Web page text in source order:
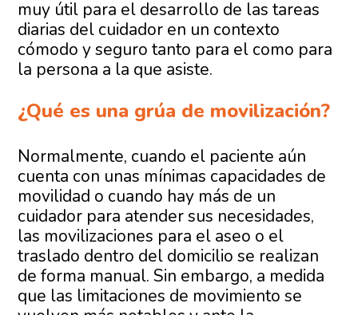
muy útil para el desarrollo de las tareas
diarias del cuidador en un contexto
cómodo y seguro tanto para el como para
la persona a la que asiste.
¿Qué es una grúa de movilización?
Normalmente, cuando el paciente aún
cuenta con unas mínimas capacidades de
movilidad o cuando hay más de un
cuidador para atender sus necesidades,
las movilizaciones para el aseo o el
traslado dentro del domicilio se realizan
de forma manual. Sin embargo, a medida
que las limitaciones de movimiento se